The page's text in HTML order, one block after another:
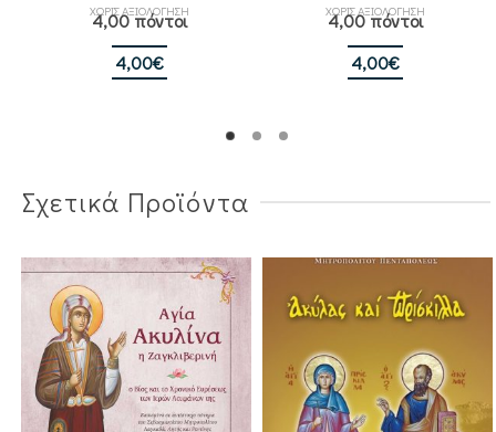
ΧΩΡΙΣ ΑΞΙΟΛΟΓΗΣΗ
4,00 πόντοι
4,00€
ΧΩΡΙΣ ΑΞΙΟΛΟΓΗΣΗ
4,00 πόντοι
4,00€
Σχετικά Προϊόντα